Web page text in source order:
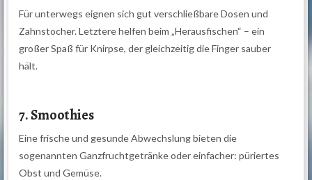
Für unterwegs eignen sich gut verschließbare Dosen und
Zahnstocher. Letztere helfen beim „Herausfischen“ – ein
großer Spaß für Knirpse, der gleichzeitig die Finger sauber
hält.
7. Smoothies
Eine frische und gesunde Abwechslung bieten die
sogenannten Ganzfruchtgetränke oder einfacher: püriertes
Obst und Gemüse.